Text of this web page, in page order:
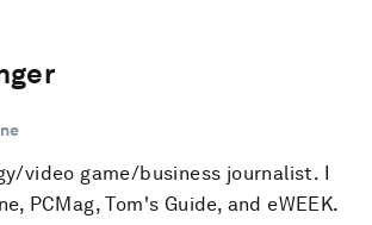
video game/business journalist. I
PCMag, Tom's Guide, and eWEEK.